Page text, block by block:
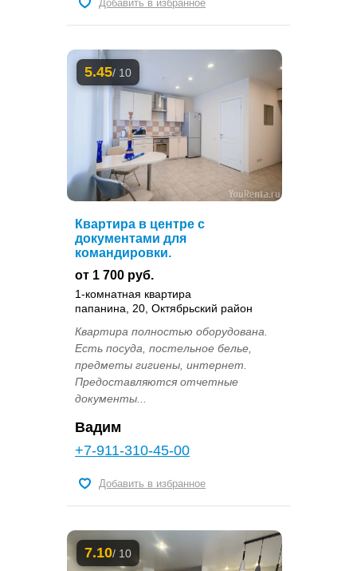
Добавить в избранное
5.45/ 10
Квартира в центре с
документами для
командировки.
от 1 700 руб.
1-комнатная квартира
папанина, 20, Октябрьский район
Квартира полностью оборудована.
Есть посуда, постельное белье,
предметы гигиены, интернет.
Предоставляются отчетные
документы...
Вадим
+7-911-310-45-00
Добавить в избранное
7.10/ 10